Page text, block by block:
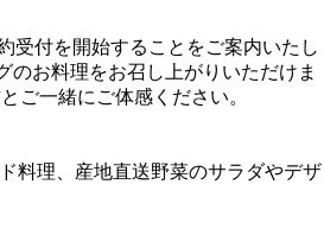
受付を開始することをご案内いたし
のお料理をお召し上がりいただけま
ご一緒にご体感ください。
料理、産地直送野菜のサラダやデザ